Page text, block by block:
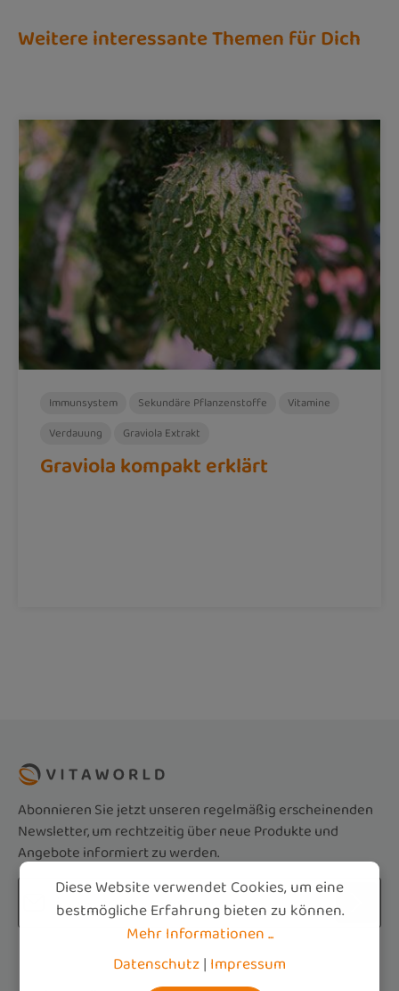
Weitere interessante Themen für Dich
Immunsystem Sekundäre Pflanzenstoffe
Vitamine
Verdauung
Graviola Extrakt
Graviola kompakt erklärt
Abonnieren Sie jetzt unseren regelmäßig erscheinenden
Newsletter, um rechtzeitig über neue Produkte und
Angebote informiert zu werden.
E-Mail-Adresse*
Datenschutzbestimmungen
Die mit einem Stern (*) markierten Felder sind
Diese Website verwendet Cookies, um eine
bestmögliche Erfahrung bieten zu können.
Mehr Informationen ...
Datenschutz| Impressum